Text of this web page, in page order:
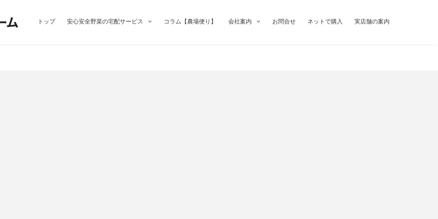
トップ 安心安全野菜の宅配サービス コラム【農場便り】 会社案内 お問合せ ネットで購入 実店舗の案内